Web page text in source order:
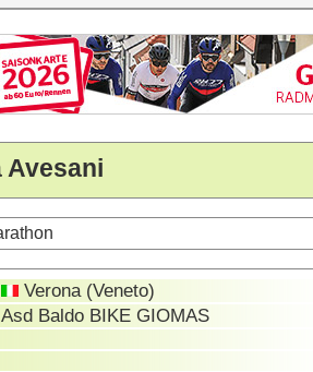
Avesani
Verona (Veneto)
Asd Baldo BIKE GIOMAS